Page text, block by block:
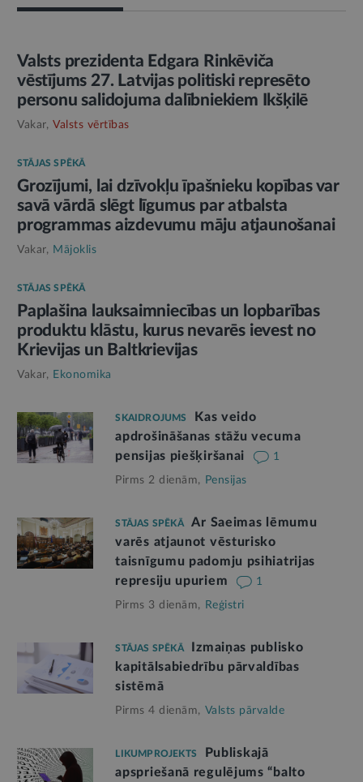
AMATPERSONAS RUNA
Valsts prezidenta Edgara Rinkēviča
vēstījums 27. Latvijas politiski represēto
personu salidojuma dalībniekiem Ikšķilē
Vakar, Valsts vērtības
STĀJAS SPĒKĀ
Grozījumi, lai dzīvokļu īpašnieku kopības var
savā vārdā slēgt līgumus par atbalsta
programmas aizdevumu māju atjaunošanai
Vakar, Mājoklis
STĀJAS SPĒKĀ
Paplašina lauksaimniecības un lopbarības
produktu klāstu, kurus nevarēs ievest no
Krievijas un Baltkrievijas
Vakar, Ekonomika
SKAIDROJUMS
Kas veido
apdrošināšanas stāžu vecuma
pensijas piešķiršanai
1
Pirms 2 dienām, Pensijas
STĀJAS SPĒKĀ
Ar Saeimas lēmumu
varēs atjaunot vēsturisko
taisnīgumu padomju psihiatrijas
represiju upuriem
1
Pirms 3 dienām, Reģistri
STĀJAS SPĒKĀ
Izmaiņas publisko
kapitālsabiedrību pārvaldības
sistēmā
Pirms 4 dienām, Valsts pārvalde
LIKUMPROJEKTS
Publiskajā
apspriešanā regulējums “balto